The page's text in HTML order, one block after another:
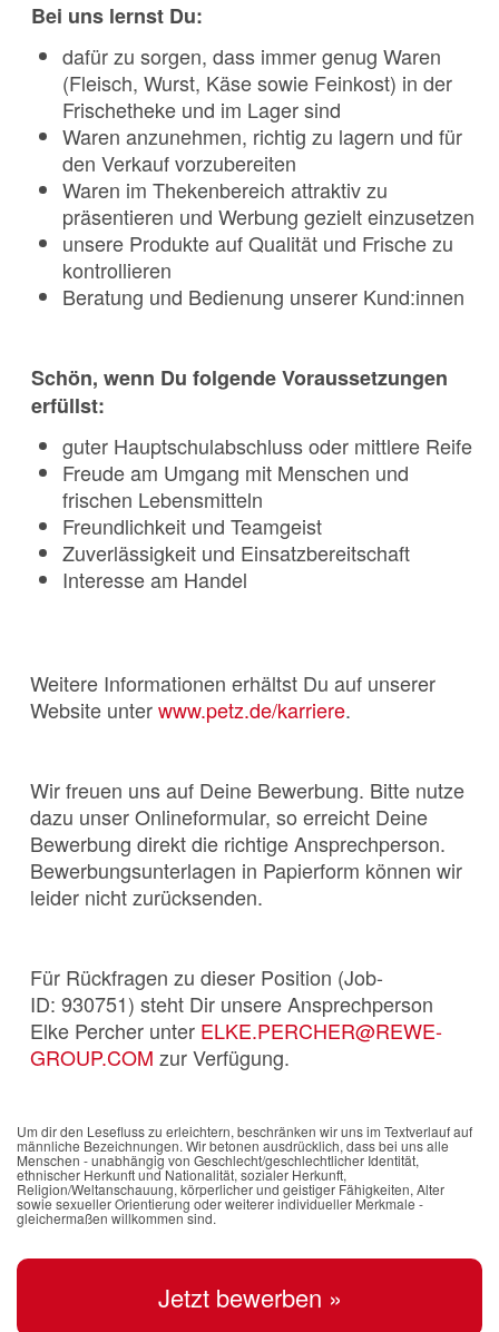
Bei uns lernst Du:
dafür zu sorgen, dass immer genug Waren
(Fleisch, Wurst, Käse sowie Feinkost) in der
Frischetheke und im Lager sind
Waren anzunehmen, richtig zu lagern und für
den Verkauf vorzubereiten
Waren im Thekenbereich attraktiv zu
präsentieren und Werbung gezielt einzusetzen
unsere Produkte auf Qualität und Frische zu
kontrollieren
Beratung und Bedienung unserer Kund:innen
Schön, wenn Du folgende Voraussetzungen
erfüllst:
guter Hauptschulabschluss oder mittlere Reife
Freude am Umgang mit Menschen und
frischen Lebensmitteln
Freundlichkeit und Teamgeist
Zuverlässigkeit und Einsatzbereitschaft
Interesse am Handel
Weitere Informationen erhältst Du auf unserer
Website unterwww.petz.de/karriere.
Wir freuen uns auf Deine Bewerbung. Bitte nutze
dazu unser Onlineformular, so erreicht Deine
Bewerbung direkt die richtige Ansprechperson.
Bewerbungsunterlagen in Papierform können wir
leider nicht zurücksenden.
Für Rückfragen zu dieser Position (Job-
ID: 930751) steht Dir unsere Ansprechperson
Elke Percher unter ELKE.PERCHER@REWE-
GROUP.COM zur Verfügung.
Um dir den Lesefluss zu erleichtern, beschränken wir uns im Textverlauf auf
männliche Bezeichnungen. Wir betonen ausdrücklich, dass bei uns alle
Menschen - unabhängig von Geschlecht/geschlechtlicher Identität,
ethnischer Herkunft und Nationalität, sozialer Herkunft,
Religion/Weltanschauung, körperlicher und geistiger Fähigkeiten, Alter
sowie sexueller Orientierung oder weiterer individueller Merkmale -
gleichermaßen willkommen sind.
Jetzt bewerben »